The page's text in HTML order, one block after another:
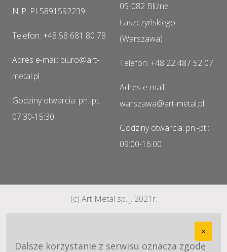
NIP: PL5891592239
Telefon: +48 58 681 80 78
Adres e-mail: biuro@art-
metal.pl
Godziny otwarcia: pn.-pt.:
07:30-15:30
05-082 Blizne
Łaszczyńskiego
(Warszawa)
Telefon: +48 22 487 52 07
Adres e-mail:
warszawa@art-metal.pl
Godziny otwarcia: pn.-pt.:
09:00-16:00
(c) Art Metal sp. j. 2021r.
×
Dalsze korzystanie z serwisu oznacza zgodę